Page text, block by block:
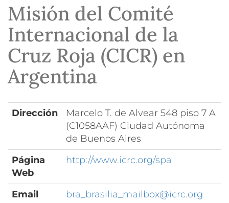
Misión del Comité
Internacional de la
Cruz Roja (CICR) en
Argentina
Dirección
Marcelo T. de Alvear 548 piso 7 A
(C1058AAF) Ciudad Autónoma
de Buenos Aires
Página
Web
http://www.icrc.org/spa
Email
bra_brasilia_mailbox@icrc.org